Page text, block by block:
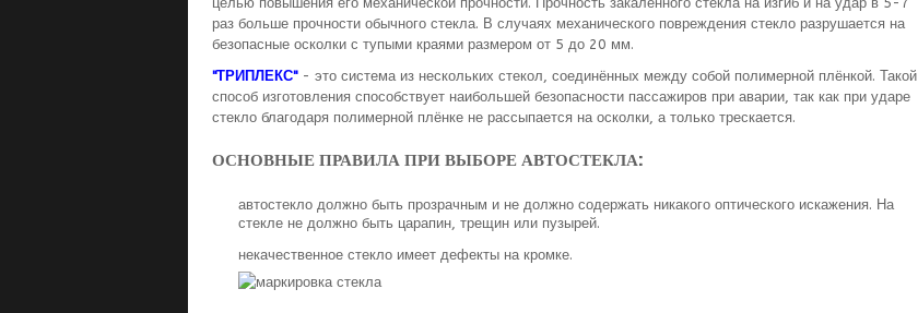
раз больше прочности обычного стекла. В случаях механического повреждения стекло разрушается на
безопасные осколки с тупыми краями размером от 5 до 20 мм.
"ТРИПЛЕКС"- это система из нескольких стекол, соединённых между собой полимерной плёнкой. Такой
способ изготовления способствует наибольшей безопасности пассажиров при аварии, так как при ударе
стекло благодаря полимерной плёнке не рассыпается на осколки, а только трескается.
ОСНОВНЫЕ ПРАВИЛА ПРИ ВЫБОРЕ АВТОСТЕКЛА:
автостекло должно быть прозрачным и не должно содержать никакого оптического искажения. На
стекле не должно быть царапин, трещин или пузырей.
некачественное стекло имеет дефекты на кромке.